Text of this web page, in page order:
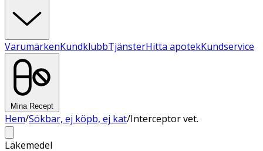
VarumärkenKundklubbTjänsterHitta apotekKundservice
Mina Recept
Hem/Sökbar, ej köpb, ej kat/Interceptor vet.
Läkemedel